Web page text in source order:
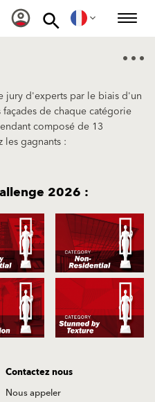
jury d'experts par le biais d'un
de chaque catégorie
composé de 13
gagnants :
2026 :
Contactez nous
Nous appeler